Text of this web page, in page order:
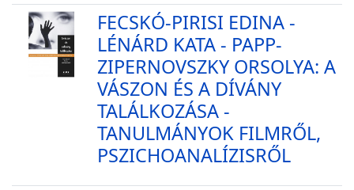
FECSKÓ-PIRISI EDINA -
LÉNÁRD KATA - PAPP-
ZIPERNOVSZKY ORSOLYA: A
VÁSZON ÉS A DÍVÁNY
TALÁLKOZÁSA -
TANULMÁNYOK FILMRŐL,
PSZICHOANALÍZISRŐL